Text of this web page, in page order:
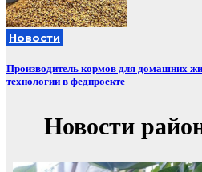
Новости
Производитель кормов для домашних
технологии в федпроекте